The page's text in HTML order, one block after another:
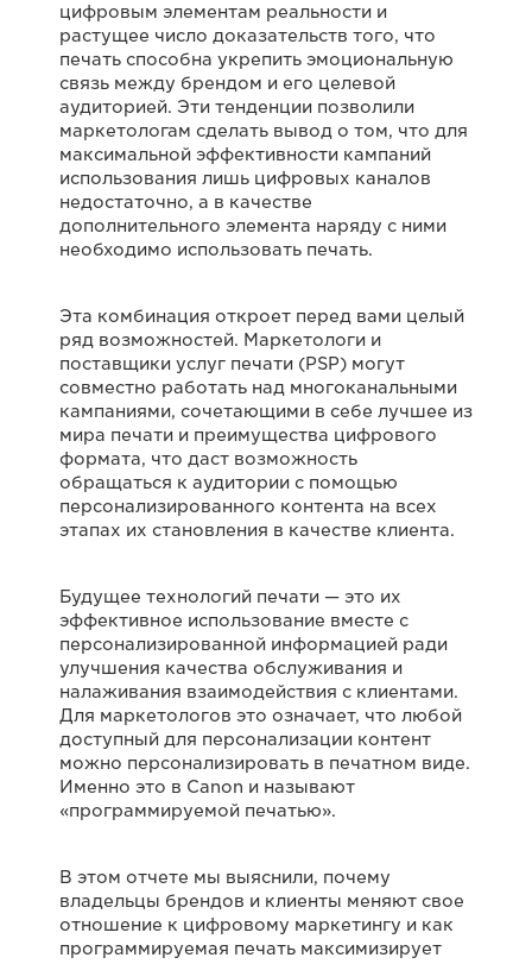
цифровым элементам реальности и
растущее число доказательств того, что
печать способна укрепить эмоциональную
связь между брендом и его целевой
аудиторией. Эти тенденции позволили
маркетологам сделать вывод о том, что для
максимальной эффективности кампаний
использования лишь цифровых каналов
недостаточно, а в качестве
дополнительного элемента наряду с ними
необходимо использовать печать.
Эта комбинация откроет перед вами целый
ряд возможностей. Маркетологи и
поставщики услуг печати (PSP) могут
совместно работать над многоканальными
кампаниями, сочетающими в себе лучшее из
мира печати и преимущества цифрового
формата, что даст возможность
обращаться к аудитории с помощью
персонализированного контента на всех
этапах их становления в качестве клиента.
Будущее технологий печати — это их
эффективное использование вместе с
персонализированной информацией ради
улучшения качества обслуживания и
налаживания взаимодействия с клиентами.
Для маркетологов это означает, что любой
доступный для персонализации контент
можно персонализировать в печатном виде.
Именно это в Canon и называют
«программируемой печатью».
В этом отчете мы выяснили, почему
владельцы брендов и клиенты меняют свое
отношение к цифровому маркетингу и как
программируемая печать максимизирует